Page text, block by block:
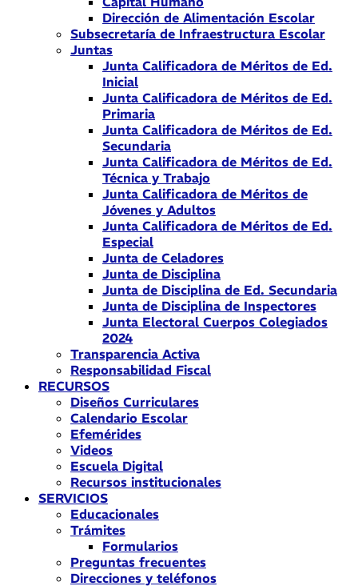
Dirección de Alimentación Escolar
Subsecretaría de Infraestructura Escolar
Juntas
Junta Calificadora de Méritos de Ed.
Inicial
Junta Calificadora de Méritos de Ed.
Primaria
Junta Calificadora de Méritos de Ed.
Secundaria
Junta Calificadora de Méritos de Ed.
Técnica y Trabajo
Junta Calificadora de Méritos de
Jóvenes y Adultos
Junta Calificadora de Méritos de Ed.
Especial
Junta de Celadores
Junta de Disciplina
Junta de Disciplina de Ed. Secundaria
Junta de Disciplina de Inspectores
Junta Electoral Cuerpos Colegiados
2024
Transparencia Activa
Responsabilidad Fiscal
RECURSOS
Diseños Curriculares
Calendario Escolar
Efemérides
Videos
Escuela Digital
Recursos institucionales
SERVICIOS
Educacionales
Trámites
Formularios
Preguntas frecuentes
Direcciones y teléfonos